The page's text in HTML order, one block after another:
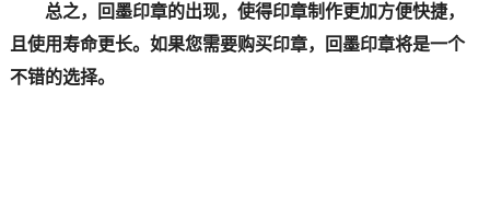
总之，回墨印章的出现，使得印章制作更加方便快捷，
且使用寿命更长。如果您需要购买印章，回墨印章将是一个
不错的选择。